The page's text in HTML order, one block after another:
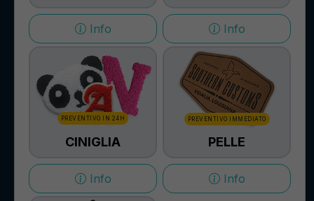
Info Info
PREVENTIVO IN 24H
CINIGLIA
Info
PREVENTIVO IMMEDIATO
PELLE
Info